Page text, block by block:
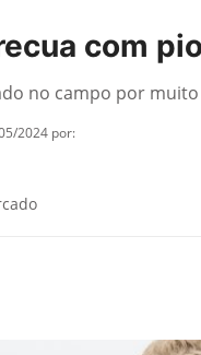
com
no campo por
2024 por: